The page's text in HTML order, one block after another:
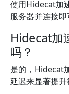
使用Hidecat加
服务器并连接即
Hidecat加
吗？
是的，Hidecat
延迟来显著提升